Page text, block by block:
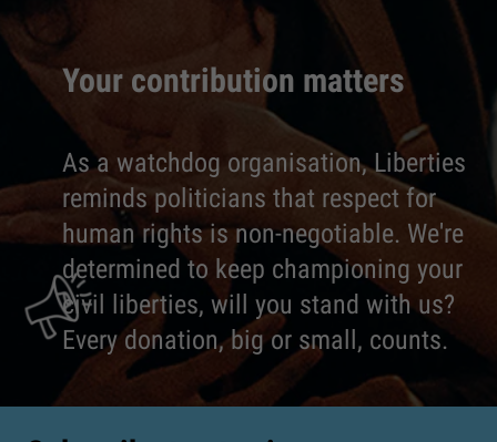
Your contribution matters
As a watchdog organisation, Liberties
reminds politicians that respect for
human rights is non-negotiable. We're
determined to keep championing your
civil liberties, will you stand with us?
Every donation, big or small, counts.